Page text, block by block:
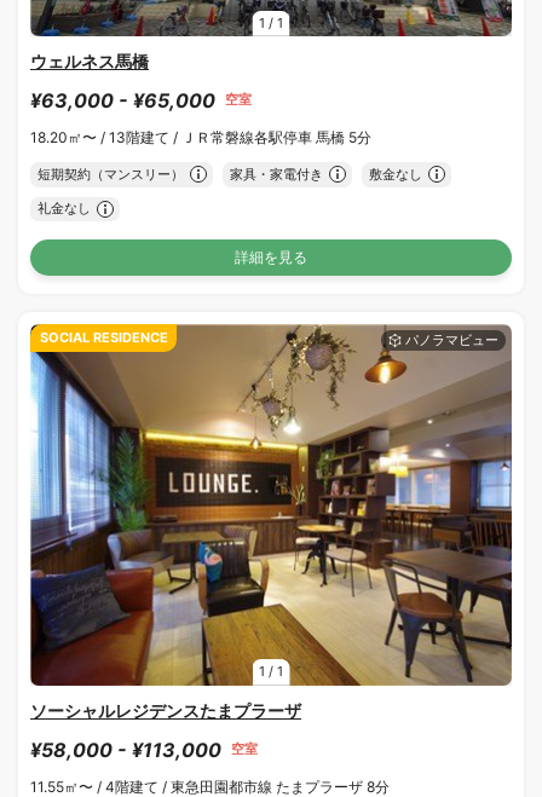
1 / 1
ウェルネス馬橋
¥63,000 - ¥65,000 空室
18.20㎡〜 / 13階建て / ＪＲ常磐線各駅停車 馬橋 5分
短期契約（マンスリー） 家具・家電付き 敷金なし
礼金なし
詳細を見る
1 / 1
SOCIAL RESIDENCE
ソーシャルレジデンスたまプラーザ
¥58,000 - ¥113,000 空室
11.55㎡〜 / 4階建て / 東急田園都市線 たまプラーザ 8分